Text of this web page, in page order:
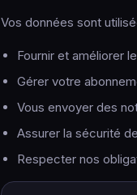
Vos données sont
Fournir et améliorer
Gérer votre
Vous envoyer des
Assurer la sécurité
Respecter nos